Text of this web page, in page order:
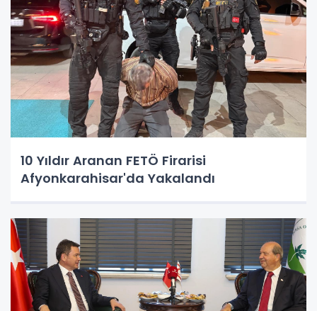
10 Yıldır Aranan FETÖ Firarisi
Afyonkarahisar'da Yakalandı